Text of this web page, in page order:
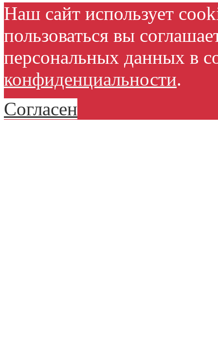
Наш сайт использует
пользоваться вы
персональных данных в
конфиденциальности.
Согласен